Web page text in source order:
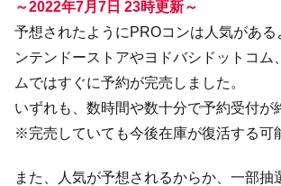
～2022年7月7日 23時更新～
予想されたようにPROコンは人気がある
ンテンドーストアやヨドバシドットコム
ムではすぐに予約が完売しました。
いずれも、数時間や数十分で予約受付が
※完売していても今後在庫が復活する可
また、人気が予想されるからか、一部抽